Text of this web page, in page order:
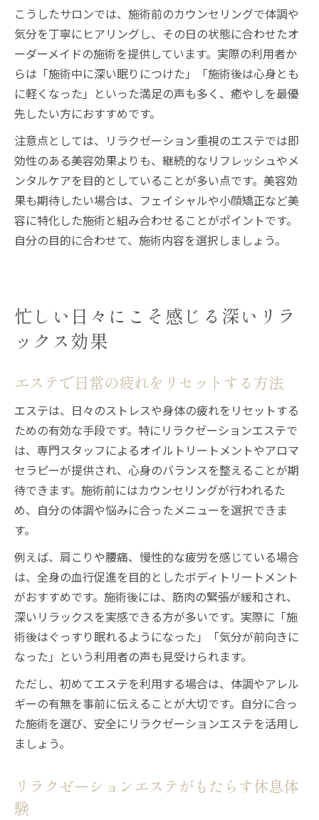
こうしたサロンでは、施術前のカウンセリングで体調や
気分を丁寧にヒアリングし、その日の状態に合わせたオ
ーダーメイドの施術を提供しています。実際の利用者か
らは「施術中に深い眠りにつけた」「施術後は心身とも
に軽くなった」といった満足の声も多く、癒やしを最優
先したい方におすすめです。
注意点としては、リラクゼーション重視のエステでは即
効性のある美容効果よりも、継続的なリフレッシュやメ
ンタルケアを目的としていることが多い点です。美容効
果も期待したい場合は、フェイシャルや小顔矯正など美
容に特化した施術と組み合わせることがポイントです。
自分の目的に合わせて、施術内容を選択しましょう。
忙しい日々にこそ感じる深いリラ
ックス効果
エステで日常の疲れをリセットする方法
エステは、日々のストレスや身体の疲れをリセットする
ための有効な手段です。特にリラクゼーションエステで
は、専門スタッフによるオイルトリートメントやアロマ
セラピーが提供され、心身のバランスを整えることが期
待できます。施術前にはカウンセリングが行われるた
め、自分の体調や悩みに合ったメニューを選択できま
す。
例えば、肩こりや腰痛、慢性的な疲労を感じている場合
は、全身の血行促進を目的としたボディトリートメント
がおすすめです。施術後には、筋肉の緊張が緩和され、
深いリラックスを実感できる方が多いです。実際に「施
術後はぐっすり眠れるようになった」「気分が前向きに
なった」という利用者の声も見受けられます。
ただし、初めてエステを利用する場合は、体調やアレル
ギーの有無を事前に伝えることが大切です。自分に合っ
た施術を選び、安全にリラクゼーションエステを活用し
ましょう。
リラクゼーションエステがもたらす休息体
験